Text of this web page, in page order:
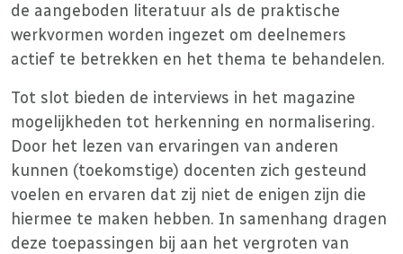
de aangeboden literatuur als de praktische
werkvormen worden ingezet om deelnemers
actief te betrekken en het thema te behandelen.
Tot slot bieden de interviews in het magazine
mogelijkheden tot herkenning en normalisering.
Door het lezen van ervaringen van anderen
kunnen (toekomstige) docenten zich gesteund
voelen en ervaren dat zij niet de enigen zijn die
hiermee te maken hebben. In samenhang dragen
deze toepassingen bij aan het vergroten van